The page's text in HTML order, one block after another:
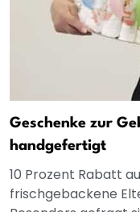
Geschenke zur
handgefertigt
10 Prozent Rabatt
frischgebackene